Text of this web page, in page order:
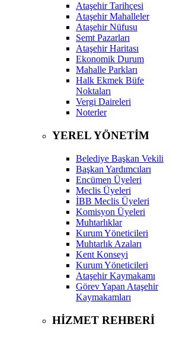
Ataşehir Tarihçesi
Ataşehir Mahalleler
Ataşehir Nüfusu
Semt Pazarları
Ataşehir Haritası
Ekonomik Durum
Mahalle Parkları
Halk Ekmek Büfe
Noktaları
Vergi Daireleri
Noterler
YEREL YÖNETİM
Belediye Başkan Vekili
Başkan Yardımcıları
Encümen Üyeleri
Meclis Üyeleri
İBB Meclis Üyeleri
Komisyon Üyeleri
Muhtarlıklar
Kurum Yöneticileri
Muhtarlık Azaları
Kent Konseyi
Kurum Yöneticileri
Ataşehir Kaymakamı
Görev Yapan Ataşehir
Kaymakamları
HİZMET REHBERİ